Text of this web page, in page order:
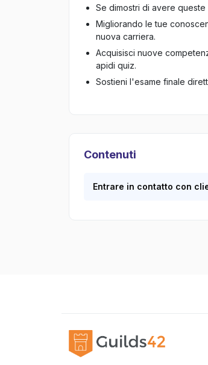
Se dimostri di avere
Migliorando le tue
nuova carriera.
Acquisisci nuove
apidi quiz.
Sostieni l'esame finale
Contenuti
Entrare in contatto con